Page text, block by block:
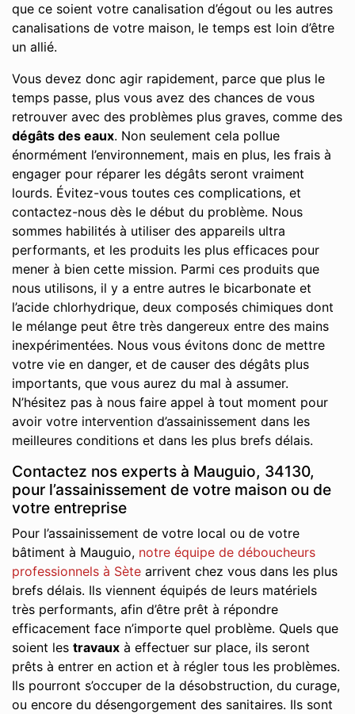
que ce soient votre canalisation d’égout ou les autres
canalisations de votre maison, le temps est loin d’être
un allié.
Vous devez donc agir rapidement, parce que plus le
temps passe, plus vous avez des chances de vous
retrouver avec des problèmes plus graves, comme des
dégâts des eaux. Non seulement cela pollue
énormément l’environnement, mais en plus, les frais à
engager pour réparer les dégâts seront vraiment
lourds. Évitez-vous toutes ces complications, et
contactez-nous dès le début du problème. Nous
sommes habilités à utiliser des appareils ultra
performants, et les produits les plus efficaces pour
mener à bien cette mission. Parmi ces produits que
nous utilisons, il y a entre autres le bicarbonate et
l’acide chlorhydrique, deux composés chimiques dont
le mélange peut être très dangereux entre des mains
inexpérimentées. Nous vous évitons donc de mettre
votre vie en danger, et de causer des dégâts plus
importants, que vous aurez du mal à assumer.
N’hésitez pas à nous faire appel à tout moment pour
avoir votre intervention d’assainissement dans les
meilleures conditions et dans les plus brefs délais.
Contactez nos experts à Mauguio, 34130,
pour l’assainissement de votre maison ou de
votre entreprise
Pour l’assainissement de votre local ou de votre
bâtiment à Mauguio, notre équipe de déboucheurs
professionnels à Sète arrivent chez vous dans les plus
brefs délais. Ils viennent équipés de leurs matériels
très performants, afin d’être prêt à répondre
efficacement face n’importe quel problème. Quels que
soient les travaux à effectuer sur place, ils seront
prêts à entrer en action et à régler tous les problèmes.
Ils pourront s’occuper de la désobstruction, du curage,
ou encore du désengorgement des sanitaires. Ils sont